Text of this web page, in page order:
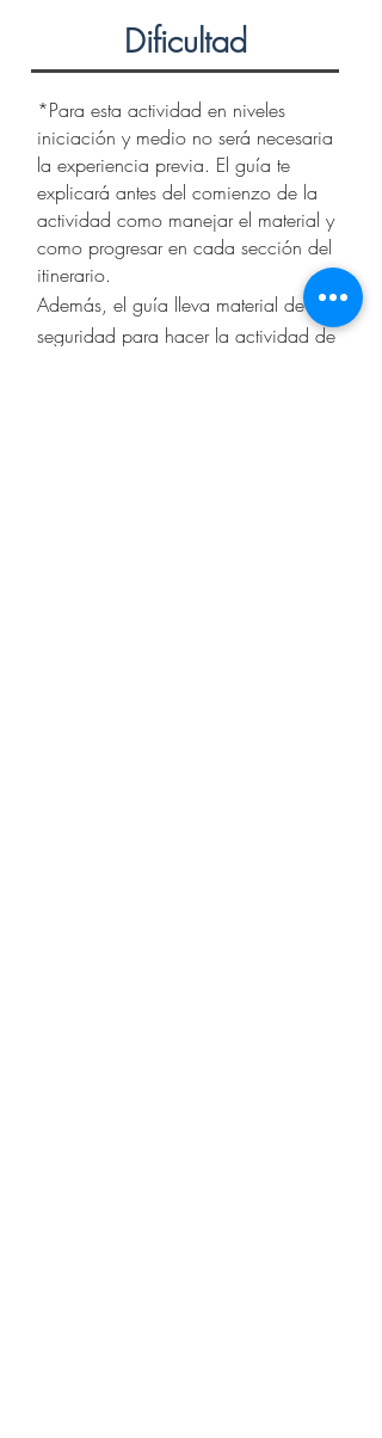
Dificultad
*Para esta actividad en niveles
iniciación y medio no será necesaria
la experiencia previa. El guía te
explicará antes del comienzo de la
actividad como manejar el material y
como progresar en cada sección del
itinerario.
Además, el guía lleva material de
seguridad para hacer la actividad de